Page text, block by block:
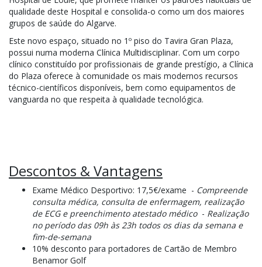
qualidade deste Hospital e consolida-o como um dos maiores
grupos de saúde do Algarve.
Este novo espaço, situado no 1º piso do Tavira Gran Plaza,
possui numa moderna Clínica Multidisciplinar. Com um corpo
clínico constituído por profissionais de grande prestígio, a Clínica
do Plaza oferece à comunidade os mais modernos recursos
técnico-científicos disponíveis, bem como equipamentos de
vanguarda no que respeita à qualidade tecnológica.
Descontos & Vantagens
Exame Médico Desportivo: 17,5€/exame - Compreende
consulta médica, consulta de enfermagem, realização
de ECG e preenchimento atestado médico- Realização
no período das 09h às 23h todos os dias da semana e
fim-de-semana
10% desconto para portadores de Cartão de Membro
Benamor Golf